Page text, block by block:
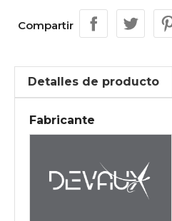
Compartir
Detalles de producto
Fabricante